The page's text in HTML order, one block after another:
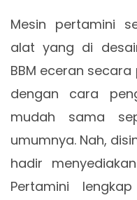
Mesin pertamini
alat yang di
BBM eceran
dengan cara
mudah sama
umumnya. Nah,
hadir
Pertamini